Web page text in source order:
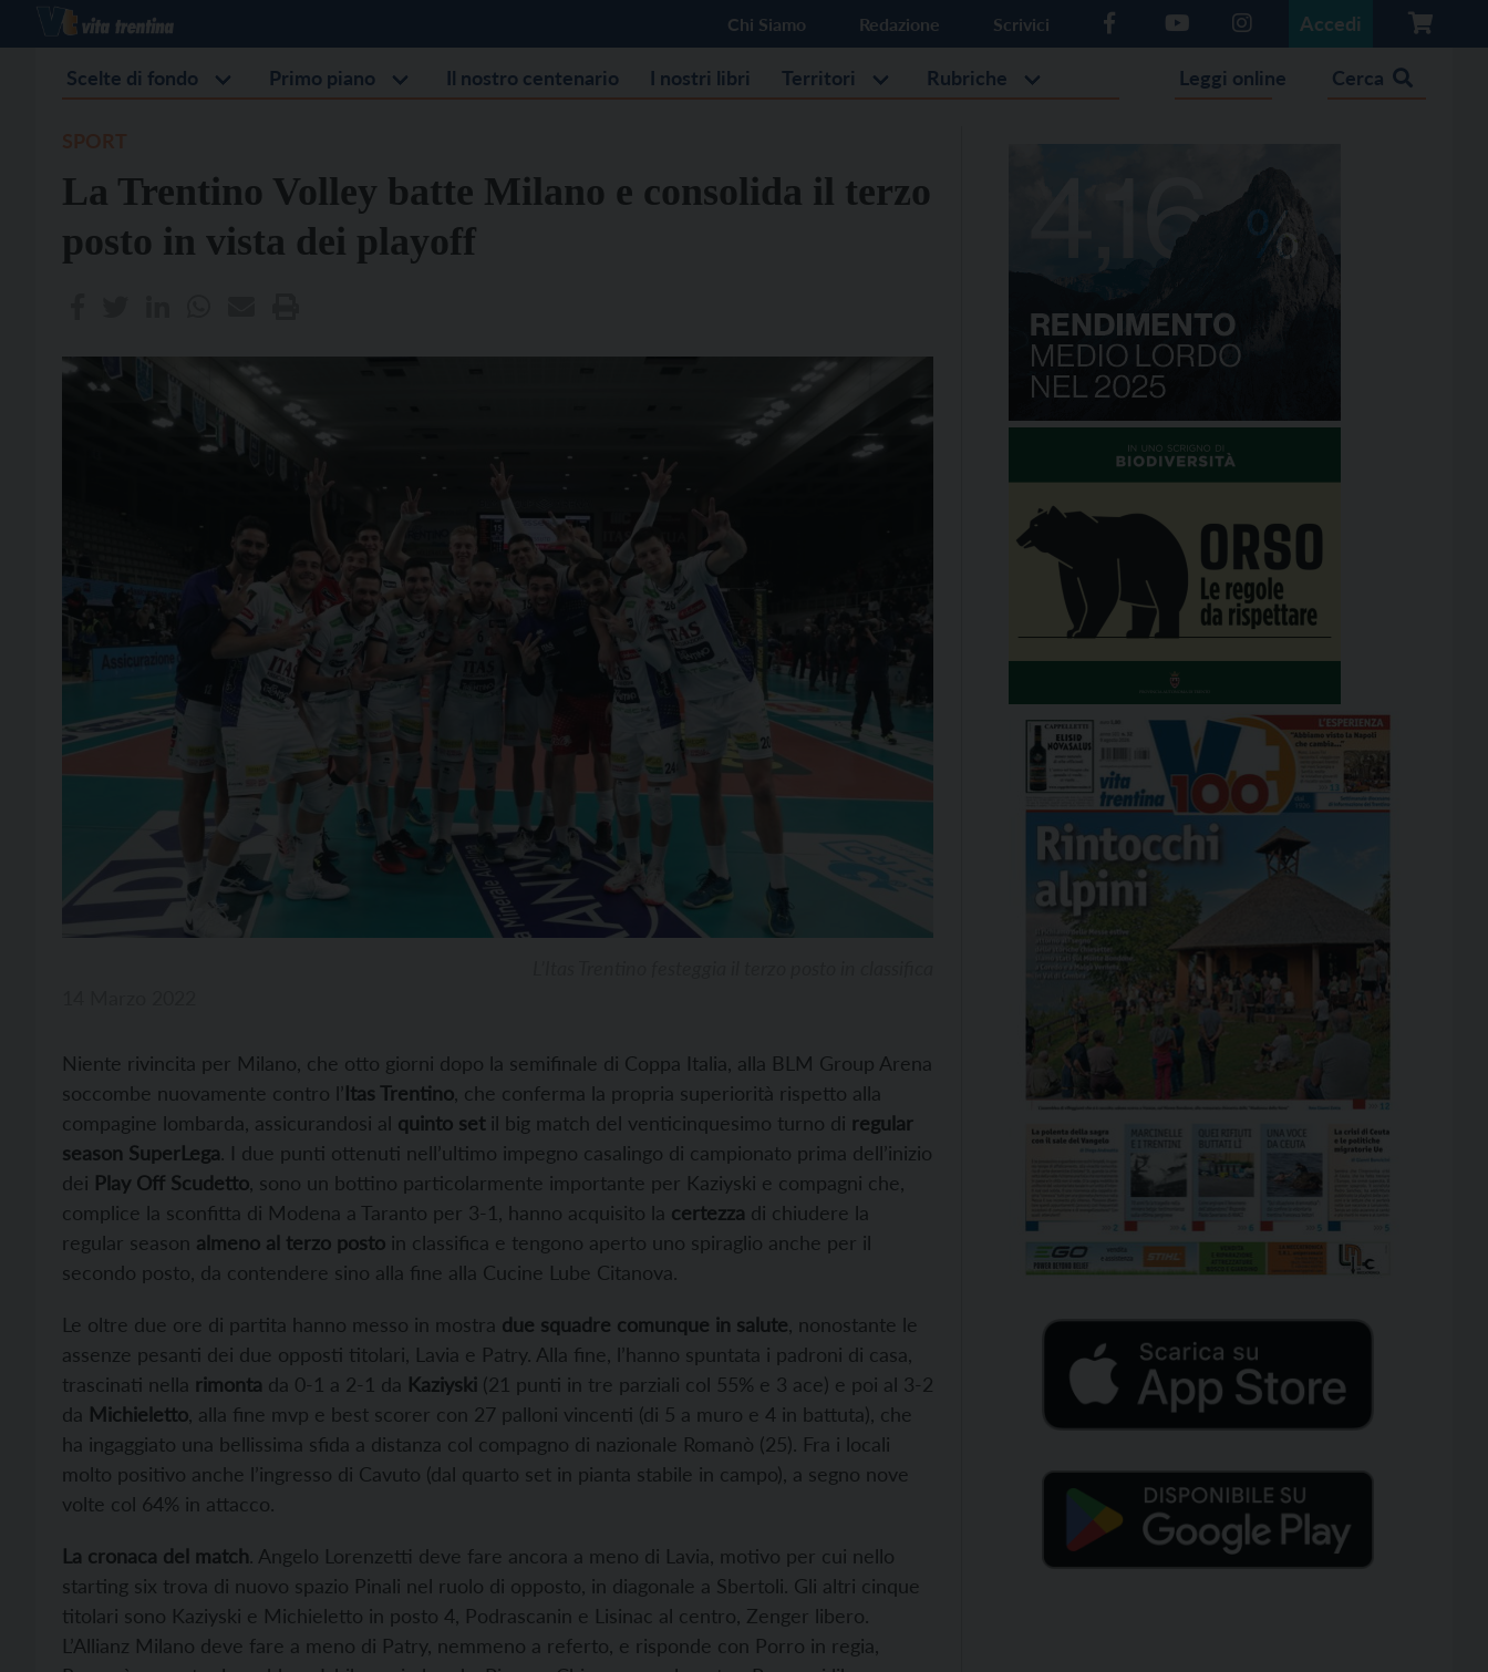
Chi Siamo Redazione Scrivici Accedi
Scelte di fondo Primo piano Il nostro centenario I nostri libri Territori Rubriche Leggi online Cerca
La Trentino Volley batte Milano e consolida il terzo
posto in vista dei playoff
Niente rivincita per Milano, che otto giorni dopo la semifinale di Coppa Italia, alla BLM Group Arena
soccombe nuovamente contro l’Itas Trentino , che conferma la propria superiorità rispetto alla
compagine lombarda, assicurandosi al quinto setil big match del venticinquesimo turno di regular
season SuperLega. I due punti ottenuti nell’ultimo impegno casalingo di campionato prima dell’inizio
dei Play Off Scudetto , sono un bottino particolarmente importante per Kaziyski e compagni che,
complice la sconfitta di Modena a Taranto per 3-1, hanno acquisito la certezza di chiudere la
regular season almeno al terzo posto in classifica e tengono aperto uno spiraglio anche per il
secondo posto, da contendere sino alla fine alla Cucine Lube Citanova.
Le oltre due ore di partita hanno messo in mostra due squadre comunque in salute , nonostante le
assenze pesanti dei due opposti titolari, Lavia e Patry. Alla fine, l’hanno spuntata i padroni di casa,
trascinati nella rimonta da 0-1 a 2-1 da Kaziyski (21 punti in tre parziali col 55% e 3 ace) e poi al 3-2
da Michieletto , alla fine mvp e best scorer con 27 palloni vincenti (di 5 a muro e 4 in battuta), che
ha ingaggiato una bellissima sfida a distanza col compagno di nazionale Romanò (25). Fra i locali
molto positivo anche l’ingresso di Cavuto (dal quarto set in pianta stabile in campo), a segno nove
volte col 64% in attacco.
La cronaca del match. Angelo Lorenzetti deve fare ancora a meno di Lavia, motivo per cui nello
starting six trova di nuovo spazio Pinali nel ruolo di opposto, in diagonale a Sbertoli. Gli altri cinque
titolari sono Kaziyski e Michieletto in posto 4, Podrascanin e Lisinac al centro, Zenger libero.
L’Allianz Milano deve fare a meno di Patry, nemmeno a referto, e risponde con Porro in regia,